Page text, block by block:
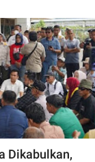
Dikabulkan,